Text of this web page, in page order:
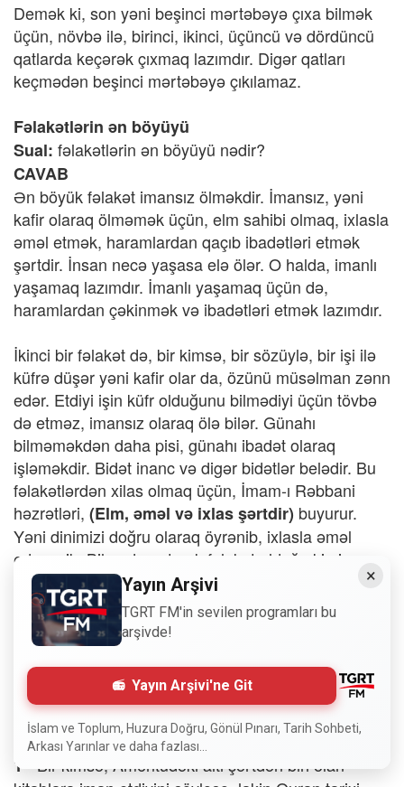
Demək ki, son yəni beşinci mərtəbəyə çıxa bilmək
üçün, növbə ilə, birinci, ikinci, üçüncü və dördüncü
qatlarda keçərək çıxmaq lazımdır. Digər qatları
keçmədən beşinci mərtəbəyə çıkılamaz.
Fəlakətlərin ən böyüyü
Sual: fəlakətlərin ən böyüyü nədir?
CAVAB
Ən böyük fəlakət imansız ölməkdir. İmansız, yəni
kafir olaraq ölməmək üçün, elm sahibi olmaq, ixlasla
əməl etmək, haramlardan qaçıb ibadətləri etmək
şərtdir. İnsan necə yaşasa elə ölər. O halda, imanlı
yaşamaq lazımdır. İmanlı yaşamaq üçün də,
haramlardan çəkinmək və ibadətləri etmək lazımdır.
İkinci bir fəlakət də, bir kimsə, bir sözüylə, bir işi ilə
küfrə düşər yəni kafir olar da, özünü müsəlman zənn
edər. Etdiyi işin küfr olduğunu bilmədiyi üçün tövbə
də etməz, imansız olaraq ölə bilər. Günahı
bilməməkdən daha pisi, günahı ibadət olaraq
işləməkdir. Bidət inanc və digər bidətlər belədir. Bu
fəlakətlərdən xilas olmaq üçün, İmam-ı Rəbbani
həzrətləri, (Elm, əməl və ixlas şərtdir) buyurur.
Yəni dinimizi doğru olaraq öyrənib, ixlasla əməl
edəcəyik. Bilmədən etmək fəlakət olduğu kimi,
bildiklərini də ixlassız etmək fəlakətdir.
İmanın əsas şərti
Sual:İmanın altı şərtindən inanan kimsə mütləq
mömin ola bilərmi?
CAVAB
Cəmiyyətə baxınca, hər kəsin mütləq mömin olduğu
deyilə bilməz. Bir neçə nümunə verək:
1 -Bir kimsə, Amentüdəki altı şərtdən biri olan
×
Yayın Arşivi
TGRT FM'in sevilen programları bu
arşivde!
Yayın Arşivi'ne Git
İslam ve Toplum, Huzura Doğru, Gönül Pınarı, Tarih Sohbeti,
Arkası Yarınlar ve daha fazlası...